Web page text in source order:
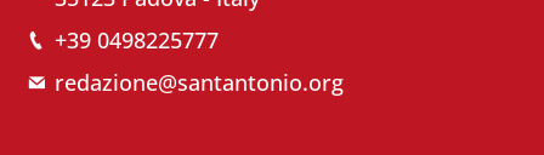
+39 0498225777
redazione@santantonio.org